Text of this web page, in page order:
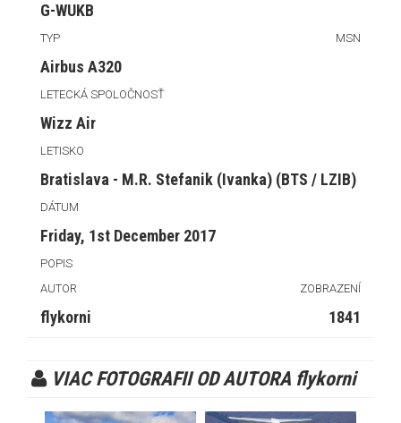
G-WUKB
TYP MSN
Airbus A320
LETECKÁ SPOLOČNOSŤ
Wizz Air
LETISKO
Bratislava - M.R. Stefanik (Ivanka) (BTS / LZIB)
DÁTUM
Friday, 1st December 2017
POPIS
AUTOR
ZOBRAZENÍ
flykorni 1841
VIAC FOTOGRAFII OD AUTORA flykorni